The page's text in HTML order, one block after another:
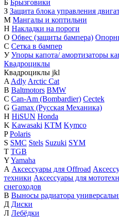
Б Брызговики
З Защита блока управления
М Мангалы и коптильни
Н Накладки на пороги
О Обвес (защиты бампера)
С Сетка в бампер
У Упоры капота/ амортизаторы
Квадроциклы
Квадроциклы jkl
A Adly Arctic Cat
B Baltmotors BMW
C Can-Am (Bombardier) Cectek
G Gamax (Русская Механика)
H HiSUN Honda
K Kawasaki KTM Kymco
P Polaris
S SMC Stels Suzuki SYM
T TGB
YYamaha
А Аксессуары для Offroad
техники Аксессуары для
снегоходов
В Выносы радиатора
Д Диски
Л Лебёдки